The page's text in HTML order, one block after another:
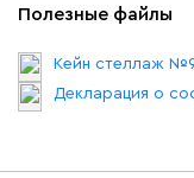
Полезные файлы
Кейн стеллаж
Декларация о